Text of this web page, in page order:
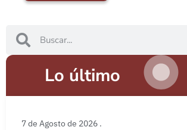
Lo último
7 de Agosto de 2026 .